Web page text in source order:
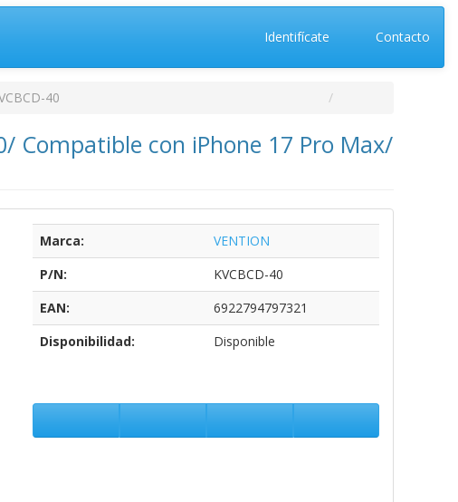
Identifícate Contacto
40
Compatible con iPhone 17 Pro Max/
Marca:
VENTION
P/N:
KVCBCD-40
EAN:
6922794797321
Disponibilidad:
Disponible